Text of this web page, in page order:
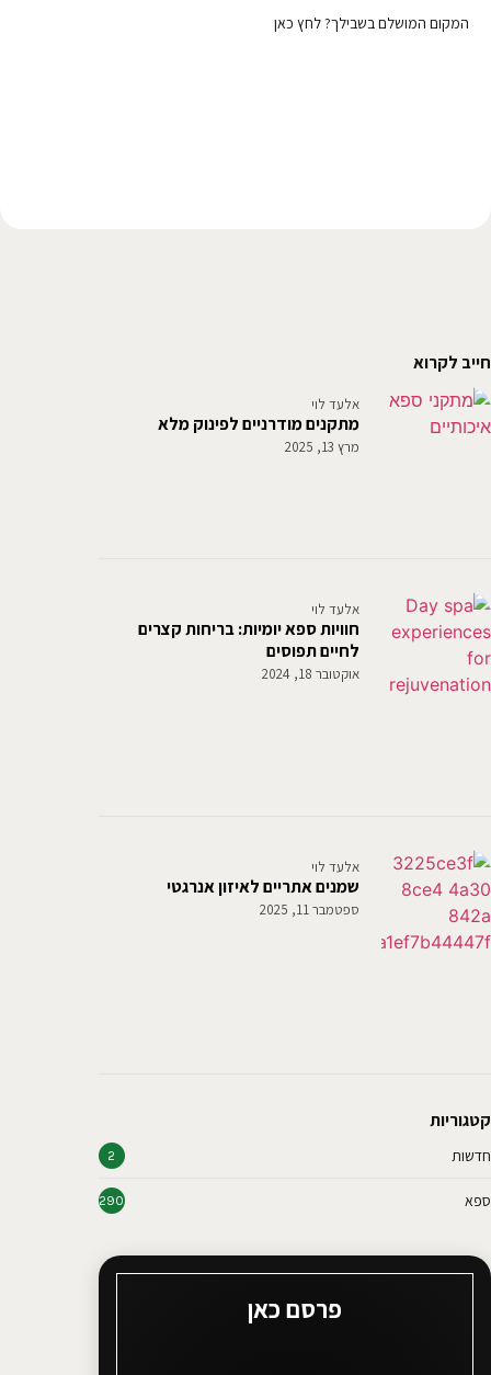
המקום המושלם בשבילך? לחץ כאן
חייב לקרוא
מתקנים מודרניים לפינוק מלא
אלעד לוי
מרץ 13, 2025
חוויות ספא יומיות: בריחות קצרים
לחיים תפוסים
אלעד לוי
אוקטובר 18, 2024
שמנים אתריים לאיזון אנרגטי
אלעד לוי
ספטמבר 11, 2025
קטגוריות
חדשות 2
ספא 290
פרסם כאן